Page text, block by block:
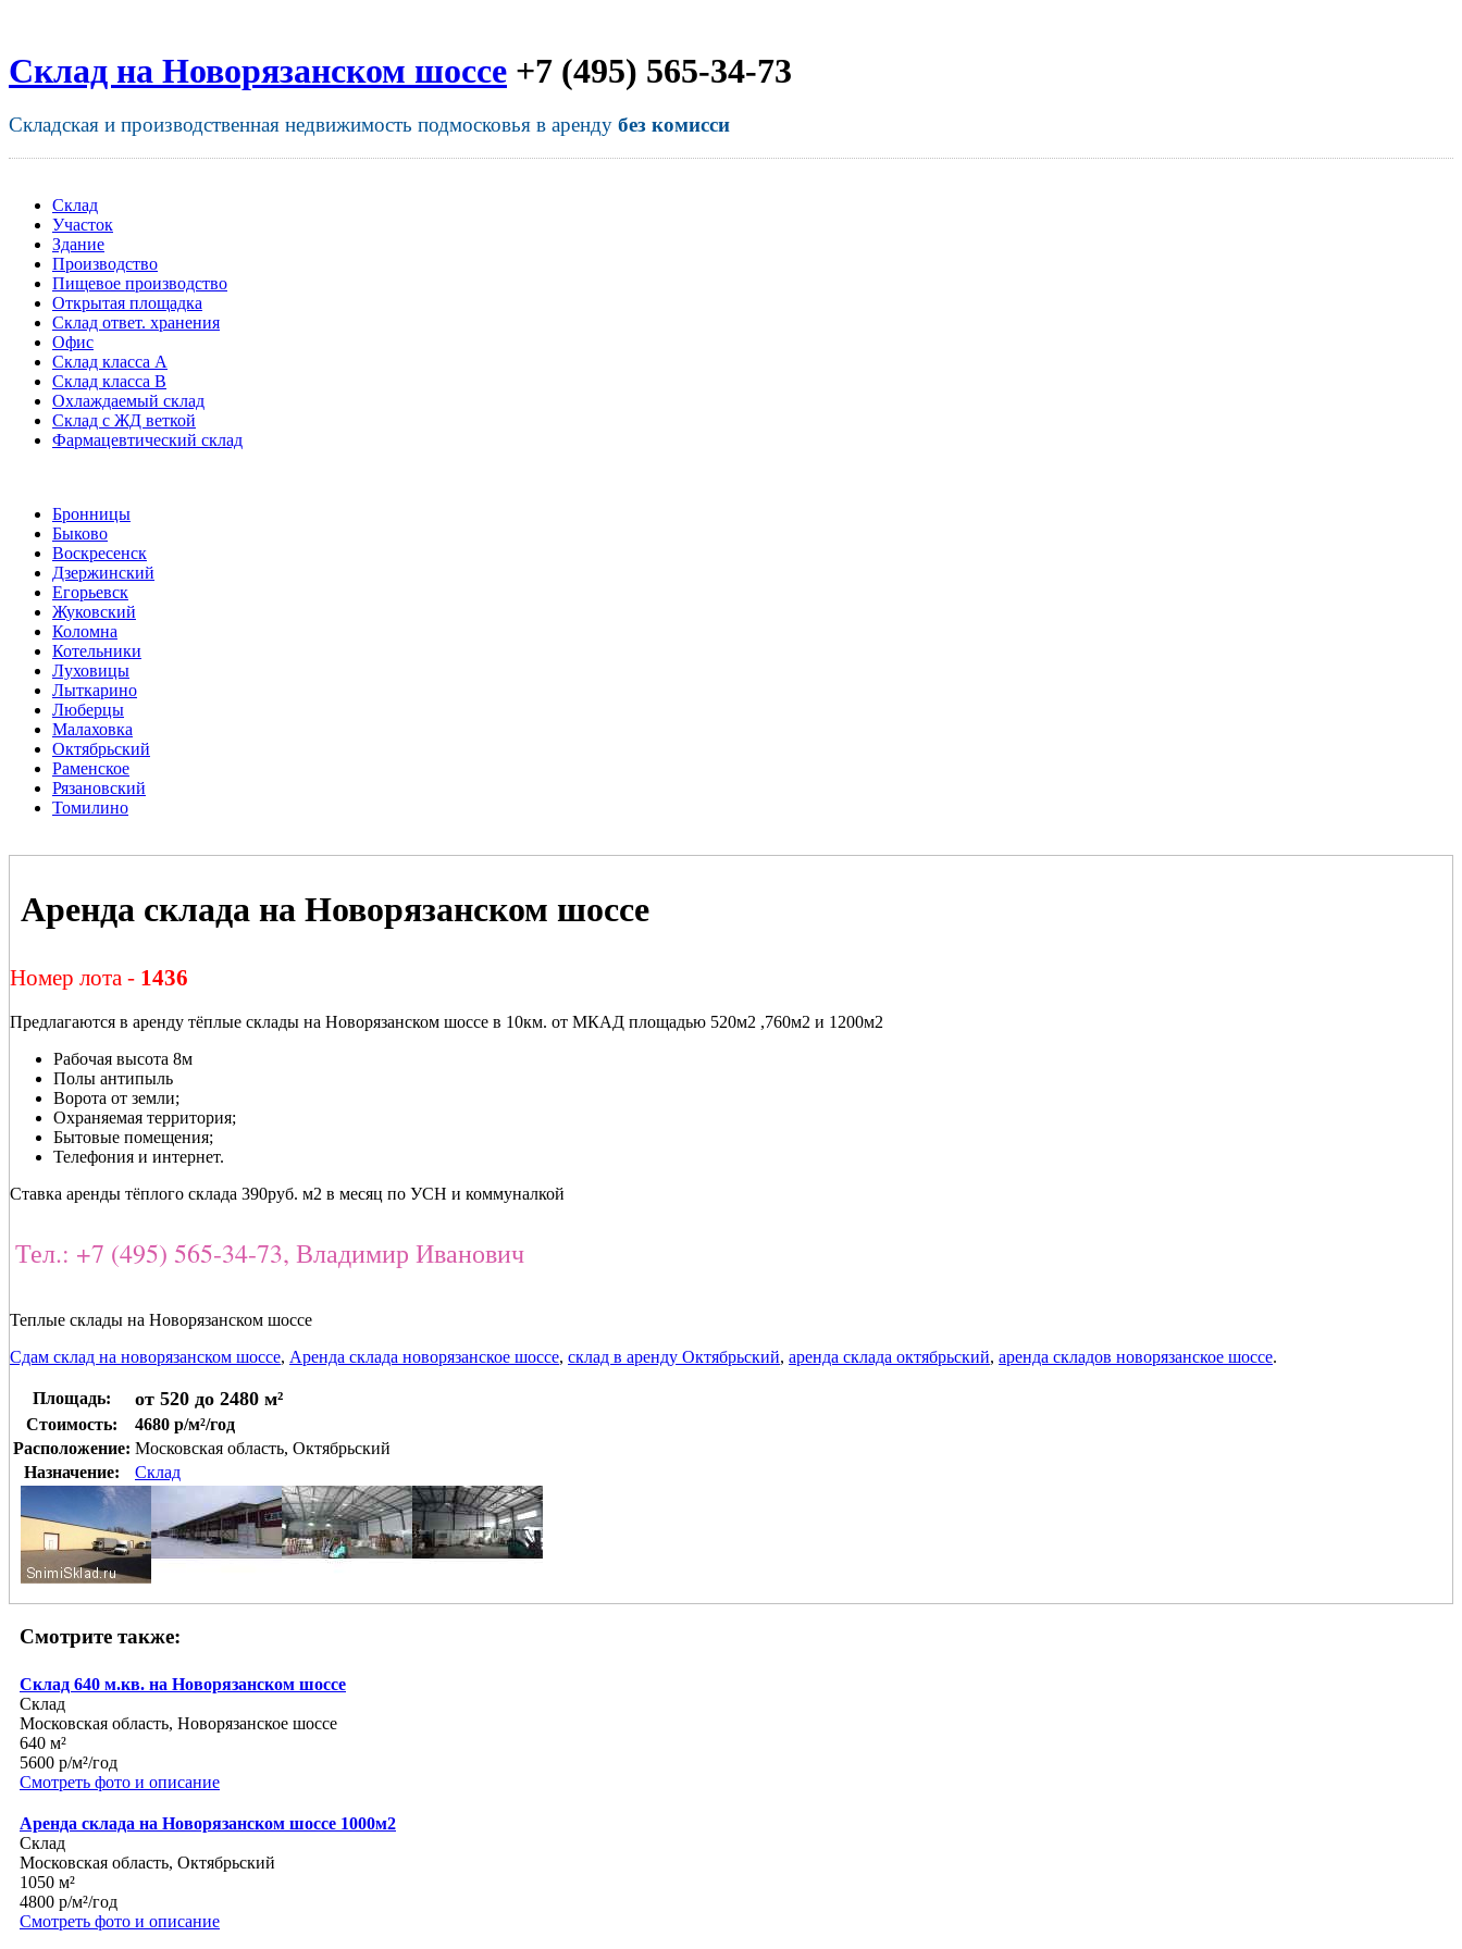
Склад на Новорязанском шоссе +7 (495) 565-34-73
Складская и производственная недвижимость подмосковья в аренду без комисси
Склад
Участок
Здание
Производство
Пищевое производство
Открытая площадка
Склад ответ. хранения
Офис
Склад класса A
Склад класса B
Охлаждаемый склад
Склад с ЖД веткой
Фармацевтический склад
Бронницы
Быково
Воскресенск
Дзержинский
Егорьевск
Жуковский
Коломна
Котельники
Луховицы
Лыткарино
Люберцы
Малаховка
Октябрьский
Раменское
Рязановский
Томилино
Аренда склада на Новорязанском шоссе
Номер лота - 1436
Предлагаются в аренду тёплые склады на Новорязанском шоссе в 10км. от МКАД площадью 520м2 ,760м2 и 1200м2
Рабочая высота 8м
Полы антипыль
Ворота от земли;
Охраняемая территория;
Бытовые помещения;
Телефония и интернет.
Ставка аренды тёплого склада 390руб. м2 в месяц по УСН и коммуналкой
Тел.: +7 (495) 565-34-73, Владимир Иванович
Теплые склады на Новорязанском шоссе
Сдам склад на новорязанском шоссе, Аренда склада новорязанское шоссе, склад в аренду Октябрьский, аренда склада октябрьский, аренда складов новорязанское шоссе.
Площадь: от 520 до 2480 м²
Стоимость:
4680 р/м²/год
Расположение: Московская область, Октябрьский
Назначение:
Склад
Смотрите также:
Склад 640 м.кв. на Новорязанском шоссе
Склад
Московская область, Новорязанское шоссе
640 м²
5600 р/м²/год
Смотреть фото и описание
Аренда склада на Новорязанском шоссе 1000м2
Склад
Московская область, Октябрьский
1050 м²
4800 р/м²/год
Смотреть фото и описание